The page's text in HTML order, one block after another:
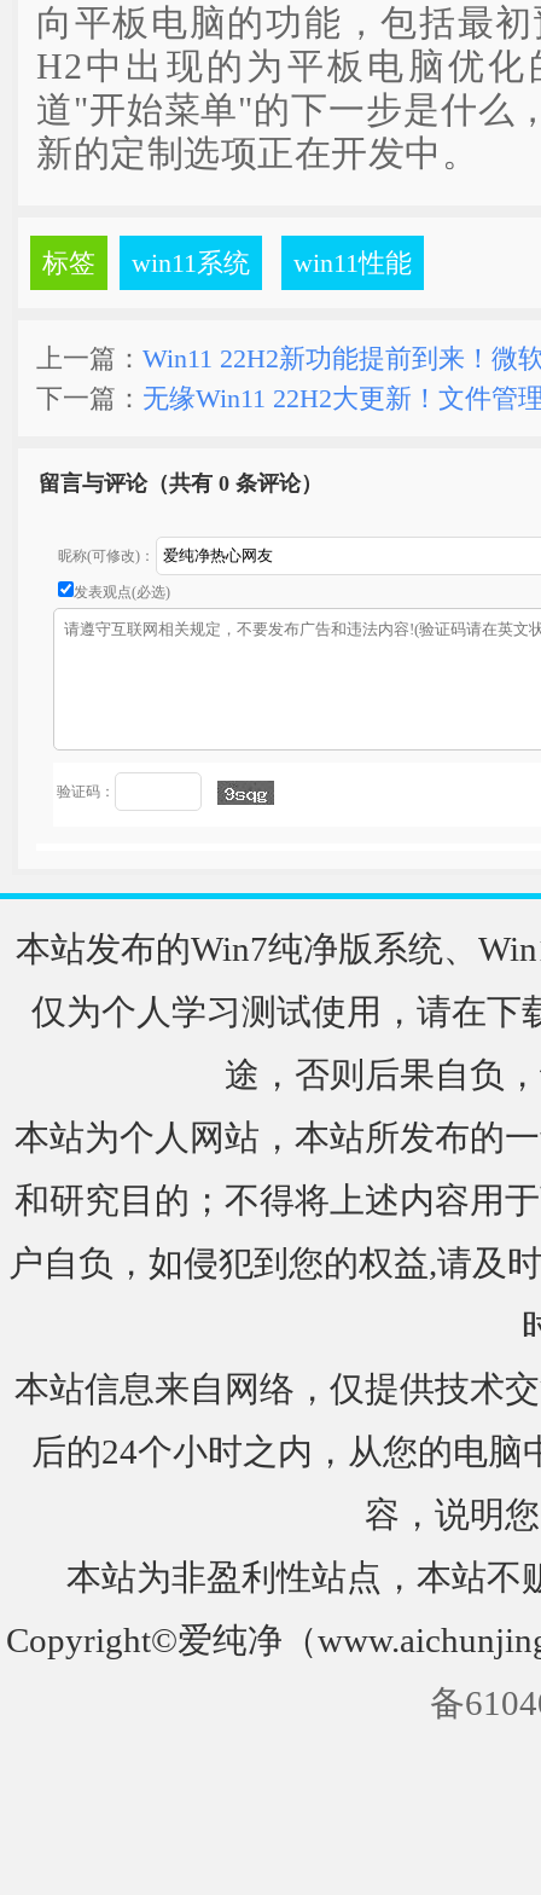
向平板电脑的功能，包括最初
H2中出现的为平板电脑优
道"开始菜单"的下一步是什么
新的定制选项正在开发中。
标签 win11系统 win11性能
上一篇： Win11 22H2新功能提前到来！微
下一篇： 无缘Win11 22H2大更新！文件管
留言与评论（共有 0 条评论）
昵称(可修改)：
发表观点(必选)
验证码：
本站发布的Win7纯净版系统、
仅为个人学习测试使用，请在下
途，否则后果自负
本站为个人网站，本站所发布的
和研究目的；不得将上述内容用
户自负，如侵犯到您的权益,请及
本站信息来自网络，仅提供技术
后的24个小时之内，从您的电
容，说明
本站为非盈利性站点，本站不
Copyright©爱纯净（
备